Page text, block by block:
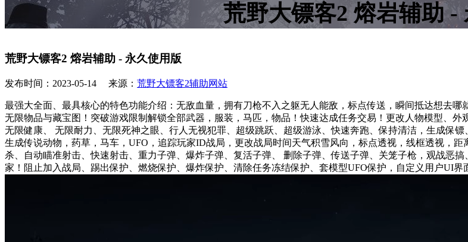
荒野大镖客2 熔岩辅助 -
荒野大镖客2 熔岩辅助 - 永久使用版
发布时间：2023-05-14 来源： 荒野大镖客2辅助网站
最强大全面、最具核心的特色功能介绍：无敌血量，拥有刀枪不入之躯无人能敌，标点传送，瞬间抵达想去
无限物品与藏宝图！突破游戏限制解锁全部武器，服装，马匹，物品！快速达成任务交易！更改人物模型、
无限健康、 无限耐力、无限死神之眼、行人无视犯罪、超级跳跃、超级游泳、快速奔跑、保持清洁，生成保
生成传说动物，药草，马车，UFO，追踪玩家ID战局，更改战局时间天气积雪风向，标点透视，线框透视，
杀、自动瞄准射击、快速射击、重力子弹、爆炸子弹、复活子弹、 删除子弹、传送子弹、关笼子枪，观战恶
家！阻止加入战局、踢出保护、燃烧保护、爆炸保护、清除任务冻结保护、套模型UFO保护，自定义用户UI界